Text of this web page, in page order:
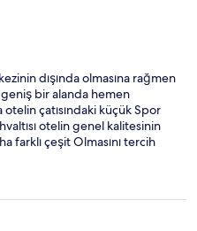
dışında olmasına rağmen
geniş bir alanda hemen
çatısındaki küçük Spor
otelin genel kalitesinin
farklı çeşit Olmasını tercih
temiz